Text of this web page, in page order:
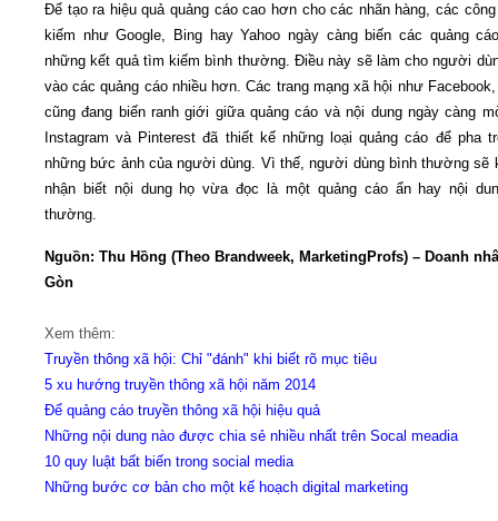
Để tạo ra hiệu quả quảng cáo cao hơn cho các nhãn hàng, các
kiếm như Google, Bing hay Yahoo ngày càng biến các quảng
những kết quả tìm kiếm bình thường. Điều này sẽ làm cho người
vào các quảng cáo nhiều hơn. Các trang mạng xã hội như Facebook,
cũng đang biến ranh giới giữa quảng cáo và nội dung ngày càng
Instagram và Pinterest đã thiết kế những loại quảng cáo để pha
những bức ảnh của người dùng. Vì thế, người dùng bình thường sẽ
nhận biết nội dung họ vừa đọc là một quảng cáo ẩn hay nội
thường.
Nguồn: Thu Hồng (Theo Brandweek, MarketingProfs) – Doanh
Gòn
Xem thêm:
Truyền thông xã hội: Chỉ "đánh" khi biết rõ mục tiêu
5 xu hướng truyền thông xã hội năm 2014
Để quảng cáo truyền thông xã hội hiệu quả
Những nội dung nào được chia sẻ nhiều nhất trên Socal meadia
10 quy luật bất biến trong social media
Những bước cơ bản cho một kế hoạch digital marketing